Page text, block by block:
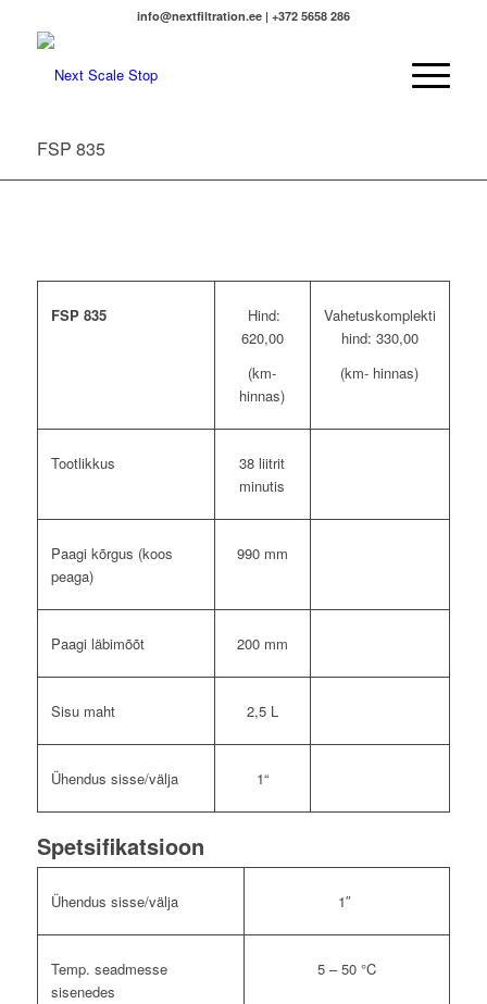
info@nextfiltration.ee | +372 5658 286
FSP 835
FSP 835
Hind:
620,00
(km-
hinnas)
Vahetuskomplekti
hind: 330,00
(km- hinnas)
Tootlikkus
38 liitrit
minutis
Paagi kõrgus (koos
peaga)
990 mm
Paagi läbimõõt 200 mm
Sisu maht 2,5 L
Ühendus sisse/välja 1“
Spetsifikatsioon
Ühendus sisse/välja 1″
Temp. seadmesse
sisenedes
5 – 50 °C